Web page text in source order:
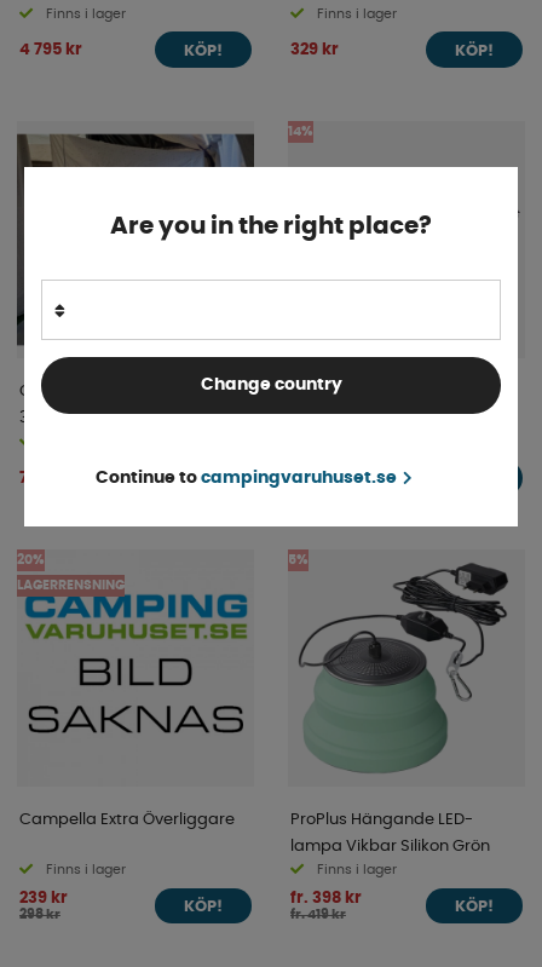
Finns i lager
4 795 kr KÖP!
Finns i lager
329 kr KÖP!
Campella Innertält Air 260-
300-390 2-pers
789 kr KÖP!
14%
Campella Lysrör Led
fr. 335 kr
fr. 389 kr
20%
LAGERRENSNING
Campella Extra Överliggare
Finns i lager
239 kr
298 kr
KÖP!
5%
ProPlus Hängande LED-
lampa Vikbar Silikon Grön
Finns i lager
fr. 398 kr
fr. 419 kr
KÖP!
Are you in the right place?
Change country
Continue to campingvaruhuset.se